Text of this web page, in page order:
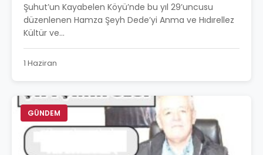
Şuhut’un Kayabelen Köyü’nde bu yıl 29’uncusu
düzenlenen Hamza Şeyh Dede’yi Anma ve Hıdırellez
Kültür ve...
1 Haziran
GÜNDEM